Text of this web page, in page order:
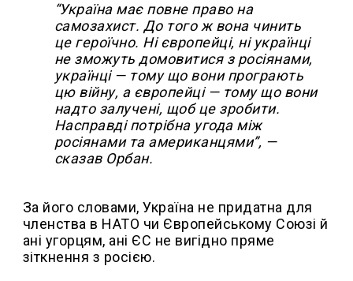
“Україна має повне право на
самозахист. До того ж вона чинить
це героїчно. Ні європейці, ні українці
не зможуть домовитися з росіянами,
українці — тому що вони програють
цю війну, а європейці — тому що вони
надто залучені, щоб це зробити.
Насправді потрібна угода між
росіянами та американцями”, —
сказав Орбан.
За його словами, Україна не придатна для
членства в НАТО чи Європейському Союзі й
ані угорцям, ані ЄС не вигідно пряме
зіткнення з росією.